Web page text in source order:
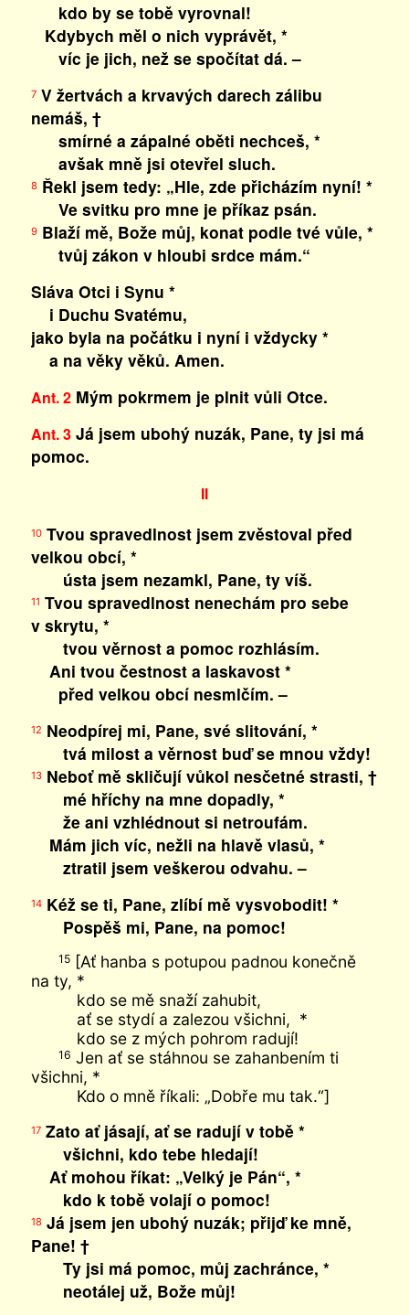
kdo by se tobě vyrovnal!
Kdybych měl o nich vyprávět, *
víc je jich, než se spočítat dá. –
7V žertvách a krvavých darech zálibu
nemáš, †
smírné a zápalné oběti nechceš, *
avšak mně jsi otevřel sluch.
8 Řekl jsem tedy: „Hle, zde přicházím nyní! *
Ve svitku pro mne je příkaz psán.
9Blaží mě, Bože můj, konat podle tvé vůle, *
tvůj zákon v hloubi srdce mám.“
Sláva Otci i Synu *
i Duchu Svatému,
jako byla na počátku i nyní i vždycky *
a na věky věků. Amen.
Ant. 2Mým pokrmem je plnit vůli Otce.
Ant. 3Já jsem ubohý nuzák, Pane, ty jsi má
pomoc.
II
10Tvou spravedlnost jsem zvěstoval před
velkou obcí, *
ústa jsem nezamkl, Pane, ty víš.
11 Tvou spravedlnost nenechám pro sebe
v skrytu, *
tvou věrnost a pomoc rozhlásím.
Ani tvou čestnost a laskavost *
před velkou obcí nesmlčím. –
12 Neodpírej mi, Pane, své slitování, *
tvá milost a věrnost buď se mnou vždy!
13Neboť mě skličují vůkol nesčetné strasti, †
mé hříchy na mne dopadly, *
že ani vzhlédnout si netroufám.
Mám jich víc, nežli na hlavě vlasů, *
ztratil jsem veškerou odvahu. –
14Kéž se ti, Pane, zlíbí mě vysvobodit! *
Pospěš mi, Pane, na pomoc!
15[Ať hanba s potupou padnou konečně
na ty, *
kdo se mě snaží zahubit,
ať se stydí a zalezou všichni, *
kdo se z mých pohrom radují!
16 Jen ať se stáhnou se zahanbením ti
všichni, *
Kdo o mně říkali: „Dobře mu tak.“]
17Zato ať jásají, ať se radují v tobě *
všichni, kdo tebe hledají!
Ať mohou říkat: „Velký je Pán“, *
kdo k tobě volají o pomoc!
18 Já jsem jen ubohý nuzák; přijď ke mně,
Pane! †
Ty jsi má pomoc, můj zachránce, *
neotálej už, Bože můj!